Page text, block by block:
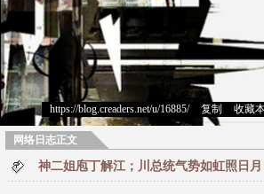
https://blog.creaders.net/u/16885/> 复制 收藏
网络日志正文
神二姐庖丁解江；川总统气势如虹照日